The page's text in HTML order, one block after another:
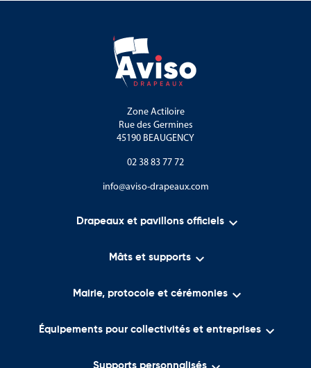
Zone Actiloire
Rue des Germines
45190 BEAUGENCY
02 38 83 77 72
info@aviso-drapeaux.com
Drapeaux et pavillons officiels 
Mâts et supports 
Mairie, protocole et cérémonies 
Équipements pour collectivités et entreprises 
Supports personnalisés